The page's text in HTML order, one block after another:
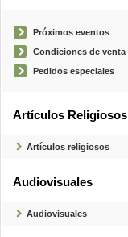
Próximos eventos
Condiciones de venta
Pedidos especiales
Artículos Religiosos
Artículos religiosos
Audiovisuales
Audiovisuales